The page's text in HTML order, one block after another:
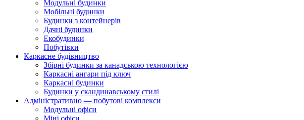
Модульні будинки
Мобільні будинки
Будинки з контейнерів
Дачні будинки
Екобудинки
Побутівки
Каркасне будівництво
Збірні будинки за канадською технологією
Каркасні ангари під ключ
Каркасні будинки
Будинки у скандинавському стилі
Адміністративно — побутові комплекси
Модульні офіси
Міні офіси